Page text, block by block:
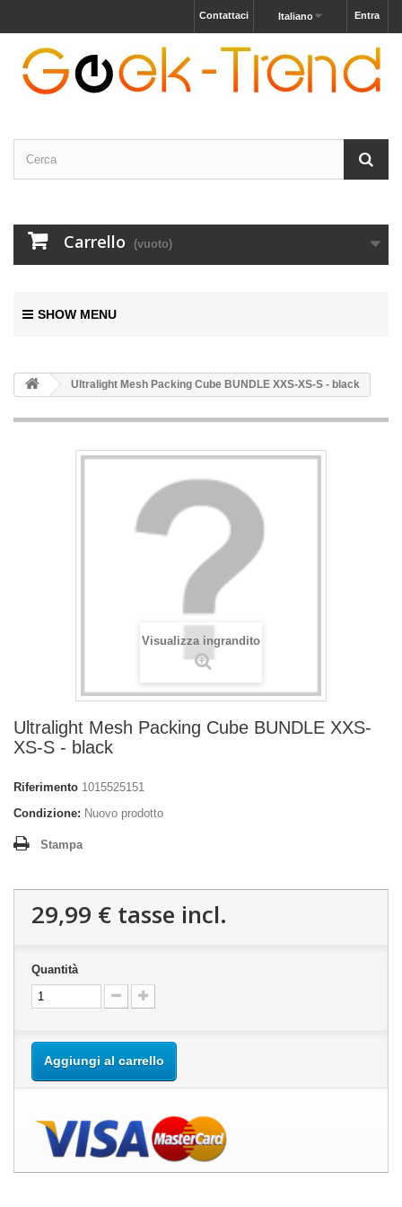
Entra
Italiano
Contattaci
Carrello (vuoto)
SHOW MENU
Ultralight Mesh Packing Cube BUNDLE XXS-XS-S - black
Visualizza ingrandito
Ultralight Mesh Packing Cube BUNDLE XXS-
XS-S - black
Riferimento 1015525151
Condizione: Nuovo prodotto
Stampa
29,99 € tasse incl.
Quantità
Aggiungi al carrello